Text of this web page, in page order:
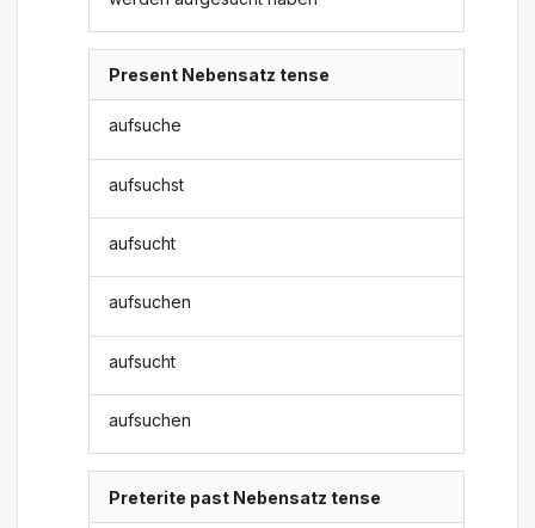
Present Nebensatz tense
aufsuche
aufsuchst
aufsucht
aufsuchen
aufsucht
aufsuchen
Preterite past Nebensatz tense